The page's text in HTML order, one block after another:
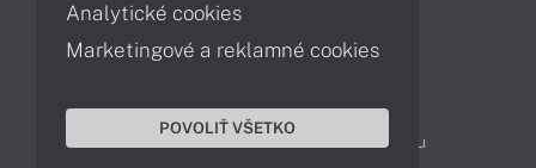
Kontakty
043 4224 771
Obchodné oddelenie
Reklamácia tovaru
Analytické cookies
Marketingové a reklamné cookies
POVOLIŤ VŠETKO